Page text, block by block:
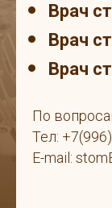
Врач
Врач
Врач
По
Тел:
E-mail: